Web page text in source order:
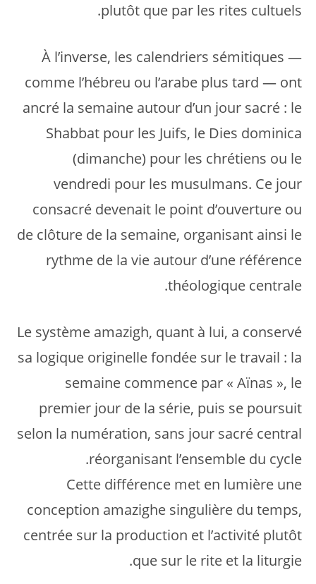
plutôt que par les rites cultuels.
À l’inverse, les calendriers sémitiques —
comme l’hébreu ou l’arabe plus tard — ont
ancré la semaine autour d’un jour sacré : le
Shabbat pour les Juifs, le Dies dominica
(dimanche) pour les chrétiens ou le
vendredi pour les musulmans. Ce jour
consacré devenait le point d’ouverture ou
de clôture de la semaine, organisant ainsi le
rythme de la vie autour d’une référence
théologique centrale.
Le système amazigh, quant à lui, a conservé
sa logique originelle fondée sur le travail : la
semaine commence par « Aïnas », le
premier jour de la série, puis se poursuit
selon la numération, sans jour sacré central
réorganisant l’ensemble du cycle.
Cette différence met en lumière une
conception amazighe singulière du temps,
centrée sur la production et l’activité plutôt
que sur le rite et la liturgie.